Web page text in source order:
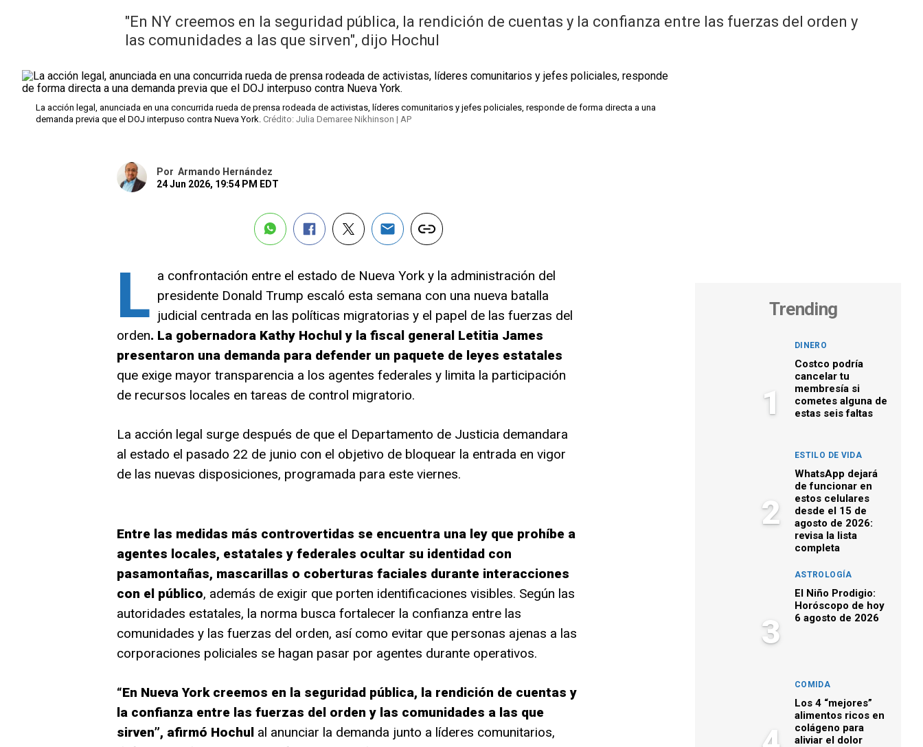
"En NY creemos en la seguridad pública, la rendición de cuentas y la confianza entre las fuerzas del orden y
las comunidades a las que sirven", dijo Hochul
La acción legal, anunciada en una concurrida rueda de prensa rodeada de activistas, líderes comunitarios y jefes policiales, responde de forma directa a una
demanda previa que el DOJ interpuso contra Nueva York. Crédito: Julia Demaree Nikhinson | AP
Por Armando Hernández
24 Jun 2026, 19:54 PM EDT
L a confrontación entre el estado de Nueva York y la administración del
presidente Donald Trump escaló esta semana con una nueva batalla
judicial centrada en las políticas migratorias y el papel de las fuerzas del
orden. La gobernadora Kathy Hochul y la fiscal general Letitia James
presentaron una demanda para defender un paquete de leyes estatales
que exige mayor transparencia a los agentes federales y limita la participación
de recursos locales en tareas de control migratorio.
La acción legal surge después de que el Departamento de Justicia demandara
al estado el pasado 22 de junio con el objetivo de bloquear la entrada en vigor
de las nuevas disposiciones, programada para este viernes.
Entre las medidas más controvertidas se encuentra una ley que prohíbe a
agentes locales, estatales y federales ocultar su identidad con
pasamontañas, mascarillas o coberturas faciales durante interacciones
con el público, además de exigir que porten identificaciones visibles. Según las
autoridades estatales, la norma busca fortalecer la confianza entre las
comunidades y las fuerzas del orden, así como evitar que personas ajenas a las
corporaciones policiales se hagan pasar por agentes durante operativos.
“En Nueva York creemos en la seguridad pública, la rendición de cuentas y
la confianza entre las fuerzas del orden y las comunidades a las que
sirven”, afirmó Hochulal anunciar la demanda junto a líderes comunitarios,
Trending
1
DINERO
Costco podría
cancelar tu
membresía si
cometes alguna de
estas seis faltas
2
ESTILO DE VIDA
WhatsApp dejará
de funcionar en
estos celulares
desde el 15 de
agosto de 2026:
revisa la lista
completa
3
ASTROLOGÍA
El Niño Prodigio:
Horóscopo de hoy
6 agosto de 2026
COMIDA
Los 4 “mejores”
alimentos ricos en
colágeno para
aliviar el dolor